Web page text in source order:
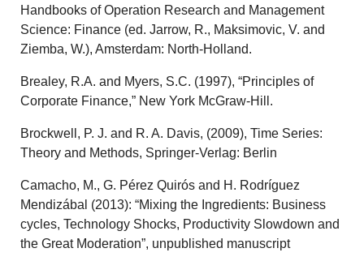
Handbooks of Operation Research and Management
Science: Finance (ed. Jarrow, R., Maksimovic, V. and
Ziemba, W.), Amsterdam: North-Holland.
Brealey, R.A. and Myers, S.C. (1997), “Principles of
Corporate Finance,” New York McGraw-Hill.
Brockwell, P. J. and R. A. Davis, (2009), Time Series:
Theory and Methods, Springer-Verlag: Berlin
Camacho, M., G. Pérez Quirós and H. Rodríguez
Mendizábal (2013): “Mixing the Ingredients: Business
cycles, Technology Shocks, Productivity Slowdown and
the Great Moderation”, unpublished manuscript